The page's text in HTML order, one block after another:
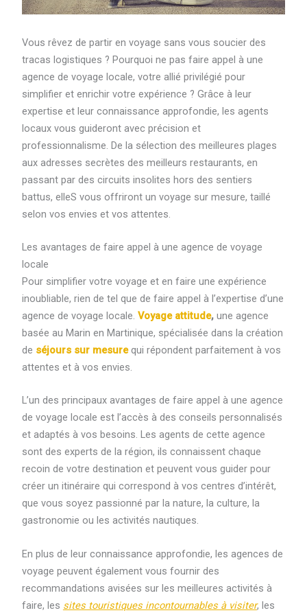
Vous rêvez de partir en voyage sans vous soucier des
tracas logistiques ? Pourquoi ne pas faire appel à une
agence de voyage locale, votre allié privilégié pour
simplifier et enrichir votre expérience ? Grâce à leur
expertise et leur connaissance approfondie, les agents
locaux vous guideront avec précision et
professionnalisme. De la sélection des meilleures plages
aux adresses secrètes des meilleurs restaurants, en
passant par des circuits insolites hors des sentiers
battus, elleS vous offriront un voyage sur mesure, taillé
selon vos envies et vos attentes.
Les avantages de faire appel à une agence de voyage
locale
Pour simplifier votre voyage et en faire une expérience
inoubliable, rien de tel que de faire appel à l’expertise d’une
agence de voyage locale. Voyage attitude,une agence
basée au Marin en Martinique, spécialisée dans la création
de séjours sur mesurequi répondent parfaitement à vos
attentes et à vos envies.
L’un des principaux avantages de faire appel à une agence
de voyage locale est l’accès à des conseils personnalisés
et adaptés à vos besoins. Les agents de cette agence
sont des experts de la région, ils connaissent chaque
recoin de votre destination et peuvent vous guider pour
créer un itinéraire qui correspond à vos centres d’intérêt,
que vous soyez passionné par la nature, la culture, la
gastronomie ou les activités nautiques.
En plus de leur connaissance approfondie, les agences de
voyage peuvent également vous fournir des
recommandations avisées sur les meilleures activités à
faire, les sites touristiques incontournables à visiter, les